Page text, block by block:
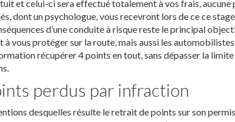
et celui-ci sera effectué totalement à vos frais, aucune
dont un psychologue, vous recevront lors de ce ce
d’une conduite à risque reste le principal
à vous protéger sur la route, mais aussi les
récupérer 4 points en tout, sans dépasser la
perdus par infraction
desquelles résulte le retrait de points sur son